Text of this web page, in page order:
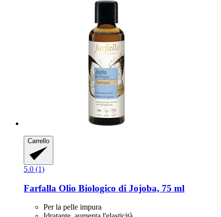
Carrello
5.0 (1)
Farfalla Olio Biologico di Jojoba, 75 ml
Per la pelle impura